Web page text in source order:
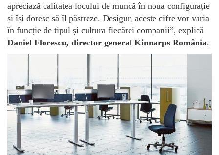
apreciază calitatea locului de muncă în noua configurație
și își doresc să îl păstreze. Desigur, aceste cifre vor varia
în funcție de tipul și cultura fiecărei companii”, explică
Daniel Florescu, director general Kinnarps România.